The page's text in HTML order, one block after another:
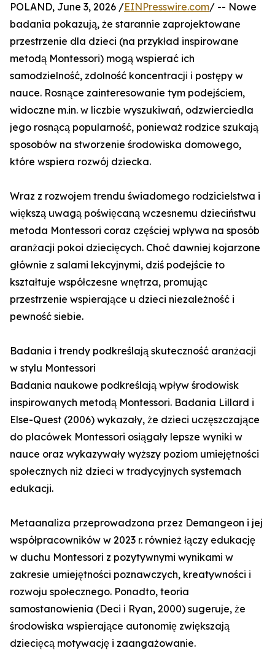
POLAND, June 3, 2026 /EINPresswire.com/ -- Nowe
badania pokazują, że starannie zaprojektowane
przestrzenie dla dzieci (na przykład inspirowane
metodą Montessori) mogą wspierać ich
samodzielność, zdolność koncentracji i postępy w
nauce. Rosnące zainteresowanie tym podejściem,
widoczne m.in. w liczbie wyszukiwań, odzwierciedla
jego rosnącą popularność, ponieważ rodzice szukają
sposobów na stworzenie środowiska domowego,
które wspiera rozwój dziecka.
Wraz z rozwojem trendu świadomego rodzicielstwa i
większą uwagą poświęcaną wczesnemu dzieciństwu
metoda Montessori coraz częściej wpływa na sposób
aranżacji pokoi dziecięcych. Choć dawniej kojarzone
głównie z salami lekcyjnymi, dziś podejście to
kształtuje współczesne wnętrza, promując
przestrzenie wspierające u dzieci niezależność i
pewność siebie.
Badania i trendy podkreślają skuteczność aranżacji
w stylu Montessori
Badania naukowe podkreślają wpływ środowisk
inspirowanych metodą Montessori. Badania Lillard i
Else-Quest (2006) wykazały, że dzieci uczęszczające
do placówek Montessori osiągały lepsze wyniki w
nauce oraz wykazywały wyższy poziom umiejętności
społecznych niż dzieci w tradycyjnych systemach
edukacji.
Metaanaliza przeprowadzona przez Demangeon i jej
współpracowników w 2023 r. również łączy edukację
w duchu Montessori z pozytywnymi wynikami w
zakresie umiejętności poznawczych, kreatywności i
rozwoju społecznego. Ponadto, teoria
samostanowienia (Deci i Ryan, 2000) sugeruje, że
środowiska wspierające autonomię zwiększają
dziecięcą motywację i zaangażowanie.